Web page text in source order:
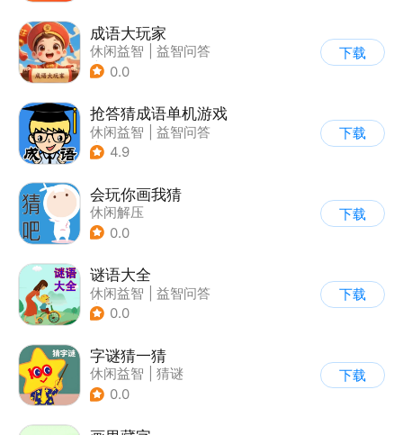
成语大玩家
休闲益智
益智问答
| 成语
0.0
下载
抢答猜成语单机游戏
休闲益智
益智问答
| 成语
4.9
下载
会玩你画我猜
休闲解压
0.0
下载
谜语大全
休闲益智
益智问答
| 猜谜
0.0
下载
字谜猜一猜
休闲益智
猜谜
0.0
下载